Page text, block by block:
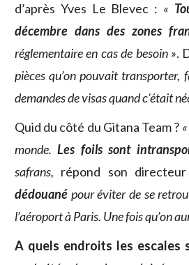
d’après Yves Le Blevec : «
décembre dans des zones
réglementaire en cas de besoin ».
pièces qu’on pouvait transporter,
demandes de visas quand c’était
Quid du côté du Gitana Team ?
monde.Les foils sont
safrans, répond son
dédouané pour éviter de se
l’aéroport à Paris. Une fois qu’on
A quels endroits les escales